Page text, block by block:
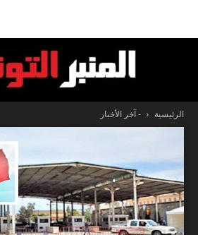
المنبر
التونسي
الرئيسية - آخر الأخبار